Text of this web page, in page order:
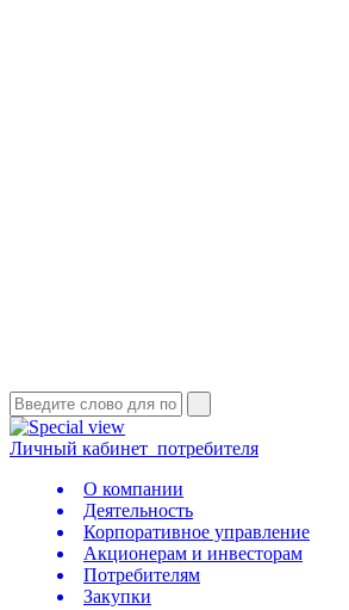
Личный кабинет потребителя
О компании
Деятельность
Корпоративное управление
Акционерам и инвесторам
Потребителям
Закупки